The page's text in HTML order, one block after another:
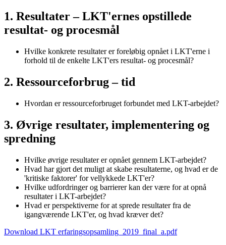
1. Resultater – LKT'ernes opstillede
resultat- og procesmål
Hvilke konkrete resultater er foreløbig opnået i LKT'erne i
forhold til de enkelte LKT'ers resultat- og procesmål?
2. Ressourceforbrug – tid
Hvordan er ressourceforbruget forbundet med LKT-arbejdet?
3. Øvrige resultater, implementering og
spredning
Hvilke øvrige resultater er opnået gennem LKT-arbejdet?
Hvad har gjort det muligt at skabe resultaterne, og hvad er de
'kritiske faktorer' for vellykkede LKT'er?
Hvilke udfordringer og barrierer kan der være for at opnå
resultater i LKT-arbejdet?
Hvad er perspektiverne for at sprede resultater fra de
igangværende LKT'er, og hvad kræver det?
Download LKT erfaringsopsamling_2019_final_a.pdf